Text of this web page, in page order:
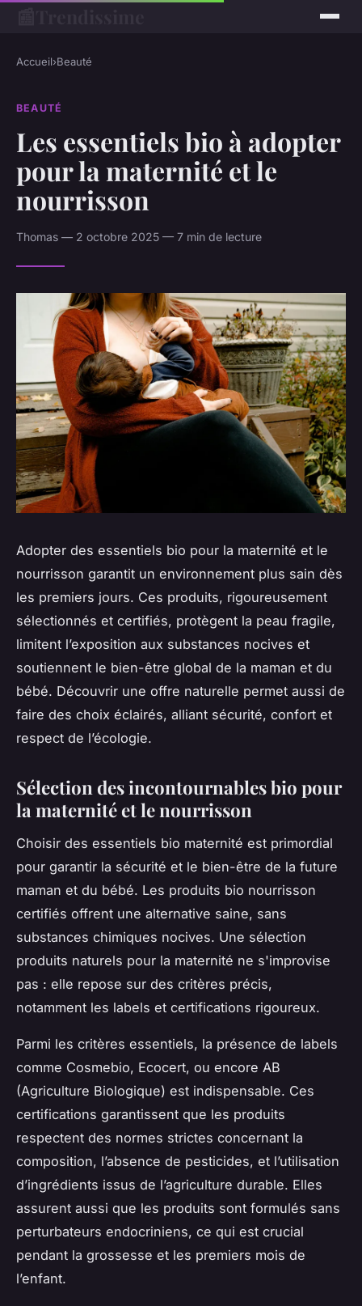
Accueil›Beauté
BEAUTÉ
Les essentiels bio à adopter
pour la maternité et le
nourrisson
Thomas — 2 octobre 2025 — 7 min de lecture
Adopter des essentiels bio pour la maternité et le
nourrisson garantit un environnement plus sain dès
les premiers jours. Ces produits, rigoureusement
sélectionnés et certifiés, protègent la peau fragile,
limitent l’exposition aux substances nocives et
soutiennent le bien-être global de la maman et du
bébé. Découvrir une offre naturelle permet aussi de
faire des choix éclairés, alliant sécurité, confort et
respect de l’écologie.
Sélection des incontournables bio pour
la maternité et le nourrisson
Choisir des essentiels bio maternité est primordial
pour garantir la sécurité et le bien-être de la future
maman et du bébé. Les produits bio nourrisson
certifiés offrent une alternative saine, sans
substances chimiques nocives. Une sélection
produits naturels pour la maternité ne s'improvise
pas : elle repose sur des critères précis,
notamment les labels et certifications rigoureux.
Parmi les critères essentiels, la présence de labels
comme Cosmebio, Ecocert, ou encore AB
(Agriculture Biologique) est indispensable. Ces
certifications garantissent que les produits
respectent des normes strictes concernant la
composition, l’absence de pesticides, et l’utilisation
d’ingrédients issus de l’agriculture durable. Elles
assurent aussi que les produits sont formulés sans
perturbateurs endocriniens, ce qui est crucial
pendant la grossesse et les premiers mois de
l’enfant.